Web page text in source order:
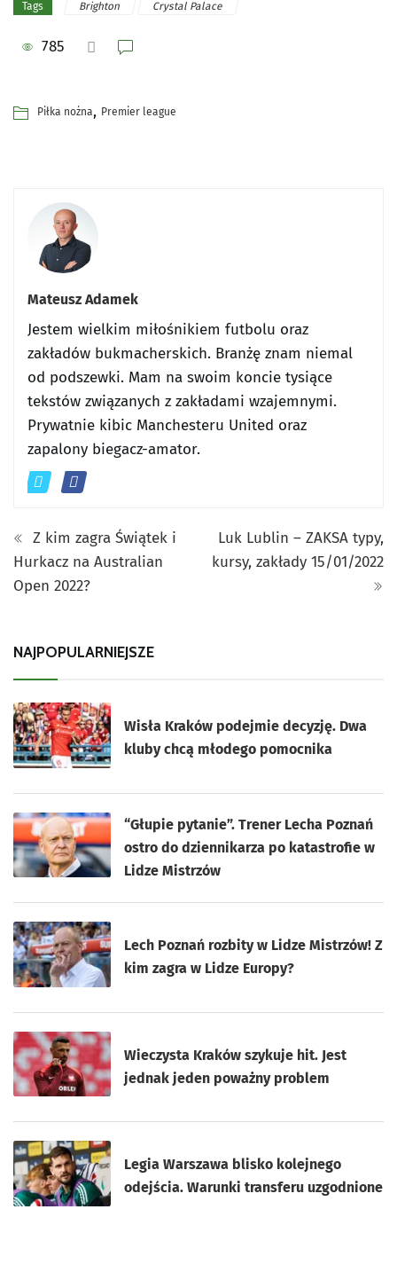
Tags Brighton Crystal Palace
785
Piłka nożna, Premier league
Mateusz Adamek
Jestem wielkim miłośnikiem futbolu oraz
zakładów bukmacherskich. Branżę znam niemal
od podszewki. Mam na swoim koncie tysiące
tekstów związanych z zakładami wzajemnymi.
Prywatnie kibic Manchesteru United oraz
zapalony biegacz-amator.
Z kim zagra Świątek i
Hurkacz na Australian
Open 2022?
Luk Lublin – ZAKSA typy,
kursy, zakłady 15/01/2022
NAJPOPULARNIEJSZE
Wisła Kraków podejmie decyzję. Dwa
kluby chcą młodego pomocnika
“Głupie pytanie”. Trener Lecha Poznań
ostro do dziennikarza po katastrofie w
Lidze Mistrzów
Lech Poznań rozbity w Lidze Mistrzów! Z
kim zagra w Lidze Europy?
Wieczysta Kraków szykuje hit. Jest
jednak jeden poważny problem
Legia Warszawa blisko kolejnego
odejścia. Warunki transferu uzgodnione